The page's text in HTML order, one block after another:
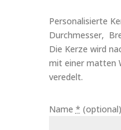
Personalisierte
Durchmesser,
Die Kerze wird
mit einer matten
veredelt.
Name * (optional)